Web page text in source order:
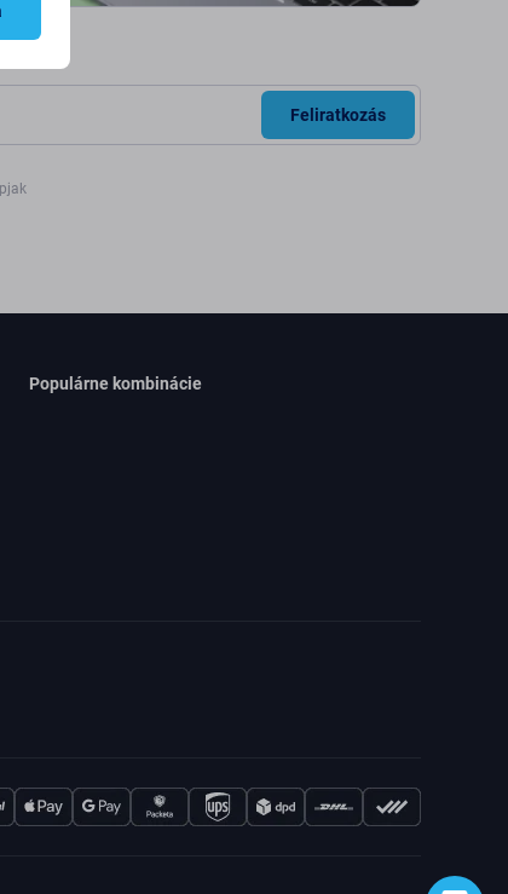
Feliratkozás
Populárne kombinácie